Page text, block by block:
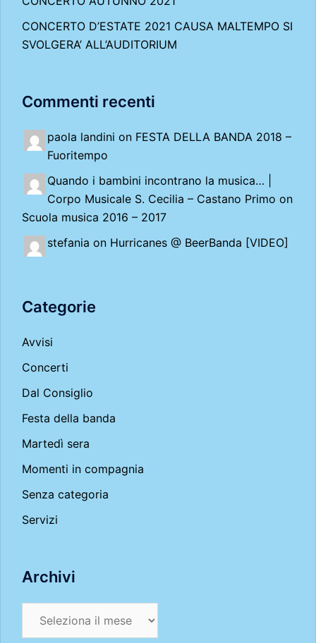
CONCERTO D’ESTATE 2021 CAUSA MALTEMPO SI
SVOLGERA’ ALL’AUDITORIUM
Commenti recenti
paola landini on FESTA DELLA BANDA 2018 –
Fuoritempo
Quando i bambini incontrano la musica… |
Corpo Musicale S. Cecilia – Castano Primo on
Scuola musica 2016 – 2017
stefania on Hurricanes @ BeerBanda [VIDEO]
Categorie
Avvisi
Concerti
Dal Consiglio
Festa della banda
Martedì sera
Momenti in compagnia
Senza categoria
Servizi
Archivi